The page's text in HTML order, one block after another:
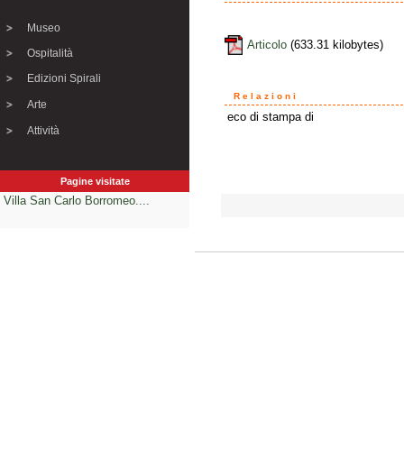
Museo
Ospitalità
Edizioni Spirali
Arte
Attività
Pagine visitate
Villa San Carlo Borromeo....
Articolo(633.31 kilobytes)
Relazioni
eco di stampa di